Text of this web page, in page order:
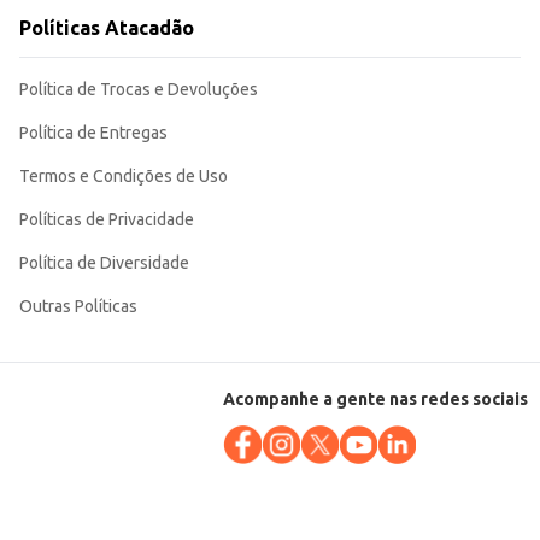
Políticas Atacadão
Política de Trocas e Devoluções
Política de Entregas
Termos e Condições de Uso
Políticas de Privacidade
Política de Diversidade
Outras Políticas
Acompanhe a gente nas redes sociais